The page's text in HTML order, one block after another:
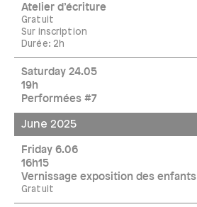
Atelier d’écriture
Gratuit
Sur inscription
Durée: 2h
Saturday 24.05
19h
Performées #7
June 2025
Friday 6.06
16h15
Vernissage exposition des enfants
Gratuit